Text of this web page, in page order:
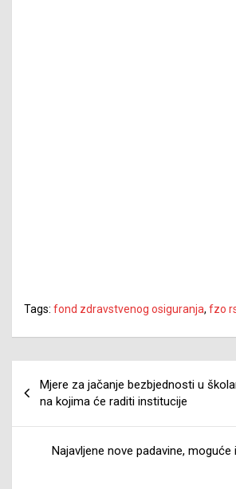
Tags: fond zdravstvenog osiguranja, fzo
članaka
Mjere za jačanje bezbjednosti u
na kojima će raditi institucije
Najavljene nove padavine, moguće